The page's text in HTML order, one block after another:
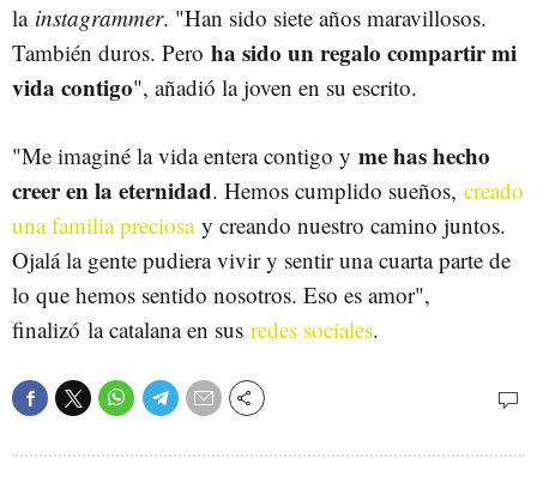
la instagrammer. "Han sido siete años maravillosos.
También duros. Pero ha sido un regalo compartir mi
vida contigo", añadió la joven en su escrito.
"Me imaginé la vida entera contigo y me has hecho
creer en la eternidad. Hemos cumplido sueños, creado
una familia preciosay creando nuestro camino juntos.
Ojalá la gente pudiera vivir y sentir una cuarta parte de
lo que hemos sentido nosotros. Eso es amor",
finalizó la catalana en sus redes sociales.